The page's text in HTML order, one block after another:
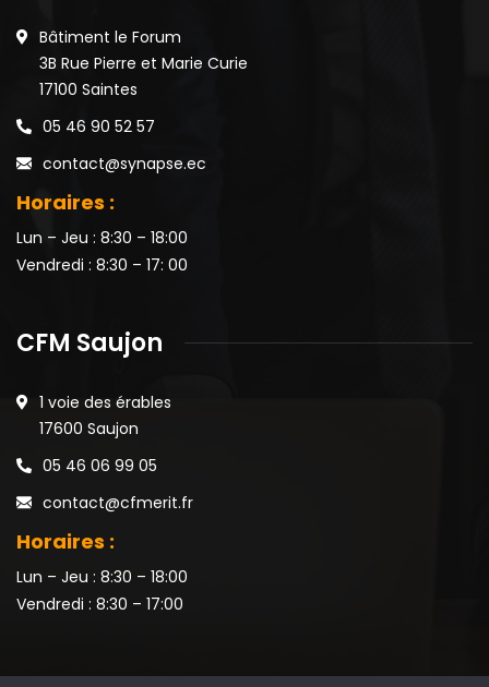
Bâtiment le Forum
3B Rue Pierre et Marie Curie
17100 Saintes
05 46 90 52 57
contact@synapse.ec
Horaires :
Lun – Jeu : 8:30 – 18:00
Vendredi : 8:30 – 17: 00
CFM Saujon
1 voie des érables
17600 Saujon
05 46 06 99 05
contact@cfmerit.fr
Horaires :
Lun – Jeu : 8:30 – 18:00
Vendredi : 8:30 – 17:00